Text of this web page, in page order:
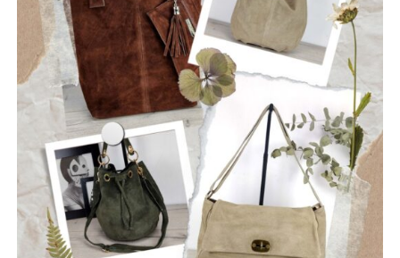
τη σιωπή και να αφήσουν το φως να περάσει μέσα από τις
ρωγμές της καθημερινότητας. Με ήχο που ισορροπεί
ανάμεσα στο εναλλακτικό ροκ, τον ελληνικό στίχο και την
ωμή ενέργεια της σκηνής, οι Ρωγμές δημιουργούν
μουσική που μιλά για την κοινωνία, τις εσωτερικές μάχες
και την ανάγκη για αλήθεια.
Μέλη του συγκροτήματος: Ανδρεόπουλος Αντώνης –
Φωνή & Κιθάρα, Σαράντης Δημήτρης – Κιθάρα, Νικολάου
Θωμάς – Μπάσο, Μηλιώνης Γρηγόρης – Τύμπανα.